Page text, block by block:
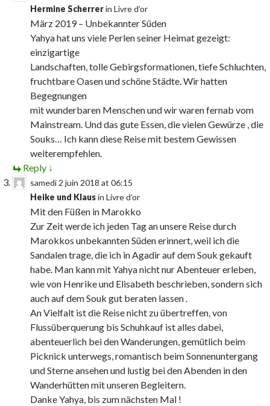
Hermine Scherrerin Livre d’or
März 2019 – Unbekannter Süden
Yahya hat uns viele Perlen seiner Heimat gezeigt:
einzigartige
Landschaften, tolle Gebirgsformationen, tiefe Schluchten,
fruchtbare Oasen und schöne Städte. Wir hatten
Begegnungen
mit wunderbaren Menschen und wir waren fernab vom
Mainstream. Und das gute Essen, die vielen Gewürze , die
Souks… Ich kann diese Reise mit bestem Gewissen
weiterempfehlen.
Reply ↓
samedi 2 juin 2018 at 06:15
Heike und Klausin Livre d’or
Mit den Füßen in Marokko
Zur Zeit werde ich jeden Tag an unsere Reise durch
Marokkos unbekannten Süden erinnert, weil ich die
Sandalen trage, die ich in Agadir auf dem Souk gekauft
habe. Man kann mit Yahya nicht nur Abenteuer erleben,
wie von Henrike und Elisabeth beschrieben, sondern sich
auch auf dem Souk gut beraten lassen .
An Vielfalt ist die Reise nicht zu übertreffen, von
Flussüberquerung bis Schuhkauf ist alles dabei,
abenteuerlich bei den Wanderungen, gemütlich beim
Picknick unterwegs, romantisch beim Sonnenuntergang
und Sterne ansehen und lustig bei den Abenden in den
Wanderhütten mit unseren Begleitern.
Danke Yahya, bis zum nächsten Mal !